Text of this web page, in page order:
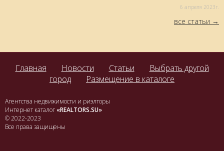
6 aпреля 2023г.
все статьи
Главная Новости Статьи
Выбрать другой
город
Размещение в каталоге
Агентства недвижимости и риэлторы
Интернет каталог «REALTORS.SU»
© 2022-2023
Все права защищены